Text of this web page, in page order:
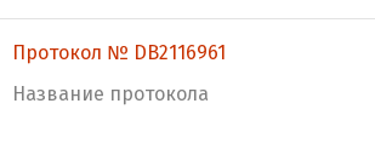
Протокол № DB2116961
Название протокола